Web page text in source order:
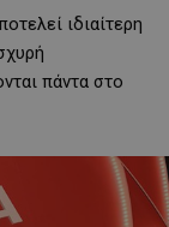
ιδιαίτερη
πάντα στο